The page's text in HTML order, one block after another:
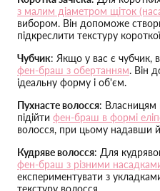
з малим діаметром щіток
вибором. Він допоможе
підкреслити текстуру
Чубчик: Якщо у вас є чубчик,
фен-браш з обертанням. Він
ідеальну форму і об'єм.
Пухнасте волосся: Власницям
підійти фен-браш в формі
волосся, при цьому надавши
Кудряве волосся: Для
фен-браш з різними
експериментувати з
текстуру волосся.